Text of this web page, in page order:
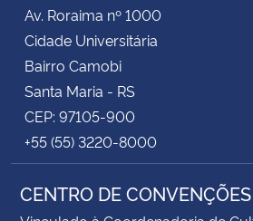
Av. Roraima nº 1000
Cidade Universitária
Bairro Camobi
Santa Maria - RS
CEP: 97105-900
+55 (55) 3220-8000
CENTRO DE